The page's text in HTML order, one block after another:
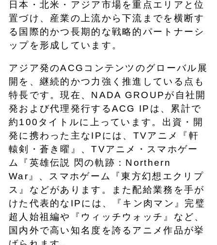
日本・北米・アジア市場を重点エリアと位
置づけ、産業の上流から下流までを横断す
る国際的かつ長期的な戦略的パートナーシ
ップを形成しています。
アジア発のACGコンテンツのグローバル展
開を、継続的かつ力強く推進している点も
特長です。現在、NADA GROUPが自社開
発および代理発行するACG IPは、累計で
約100タイトルに上っています。出資・開
発に携わった主なIPには、TVアニメ『軒
轅剣・蒼き曜』、TVアニメ・スマホゲー
ム『英雄伝説 閃の軌跡：Northern
War』、スマホゲーム『東方幻想エクリプ
ス』などがあります。また配給業務を手が
けた代表的なIPには、『キン肉マン』完璧
超人始祖編や『ウィッチウォッチ』など、
国内外で高い知名度を誇るアニメ作品が挙